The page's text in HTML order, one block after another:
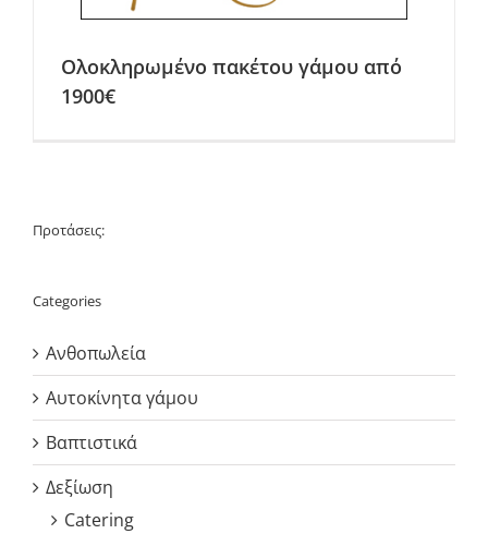
Ολοκληρωμένο πακέτου γάμου από
1900€
Προτάσεις:
Categories
Ανθοπωλεία
Αυτοκίνητα γάμου
Βαπτιστικά
Δεξίωση
Catering